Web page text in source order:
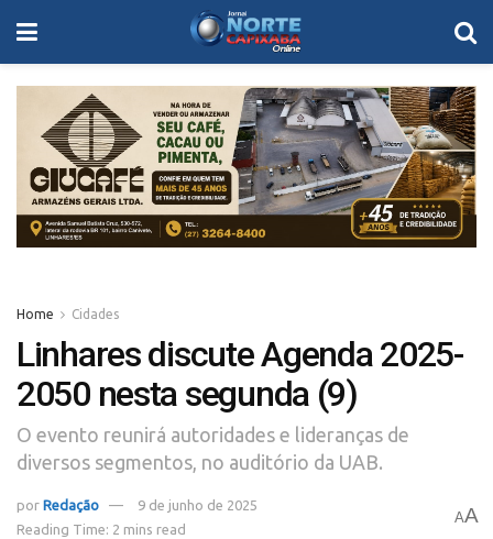
Home Cidades
Linhares discute Agenda 2025-
2050 nesta segunda (9)
O evento reunirá autoridades e lideranças de
diversos segmentos, no auditório da UAB.
por Redação
9 de junho de 2025
Reading Time: 2 mins read
AA